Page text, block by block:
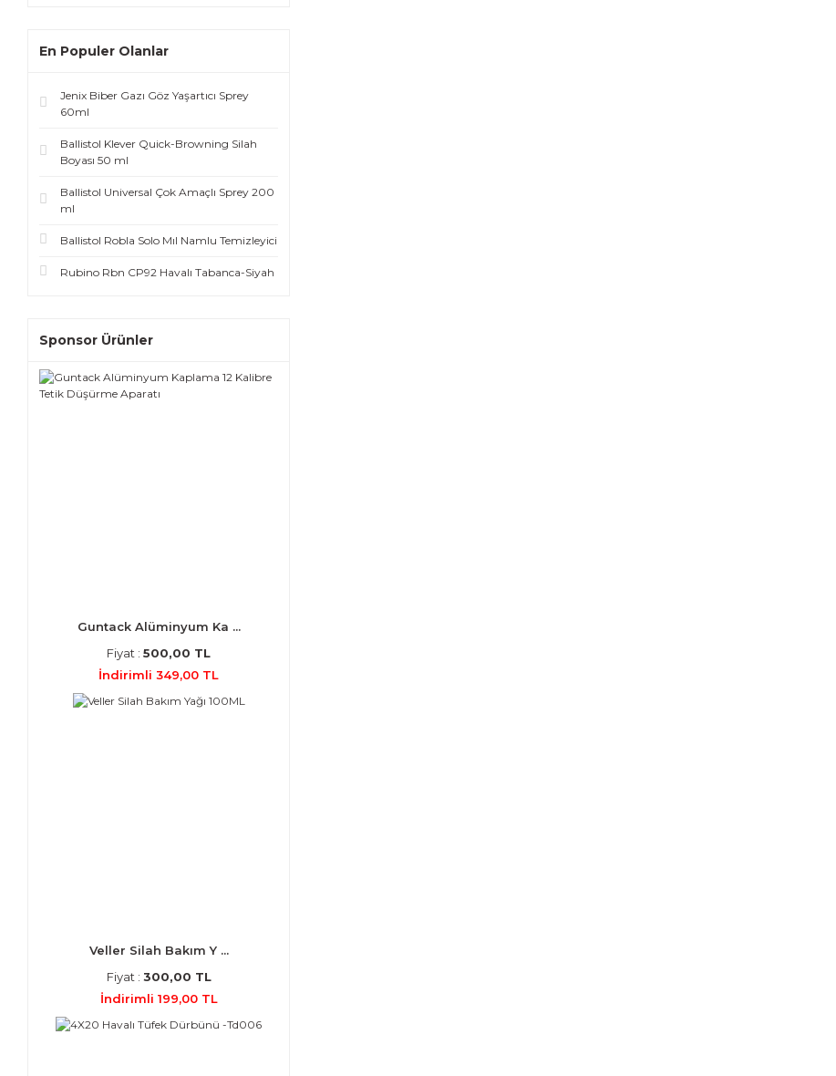
En Populer Olanlar
Jenix Biber Gazı Göz Yaşartıcı Sprey
60ml
Ballistol Klever Quick-Browning Silah
Boyası 50 ml
Ballistol Universal Çok Amaçlı Sprey 200
ml
Ballistol Robla Solo Mıl Namlu Temizleyici
Rubino Rbn CP92 Havalı Tabanca-Siyah
Sponsor Ürünler
Guntack Alüminyum Ka ...
Fiyat : 500,00 TL
İndirimli 349,00 TL
Veller Silah Bakım Y ...
Fiyat : 300,00 TL
İndirimli 199,00 TL